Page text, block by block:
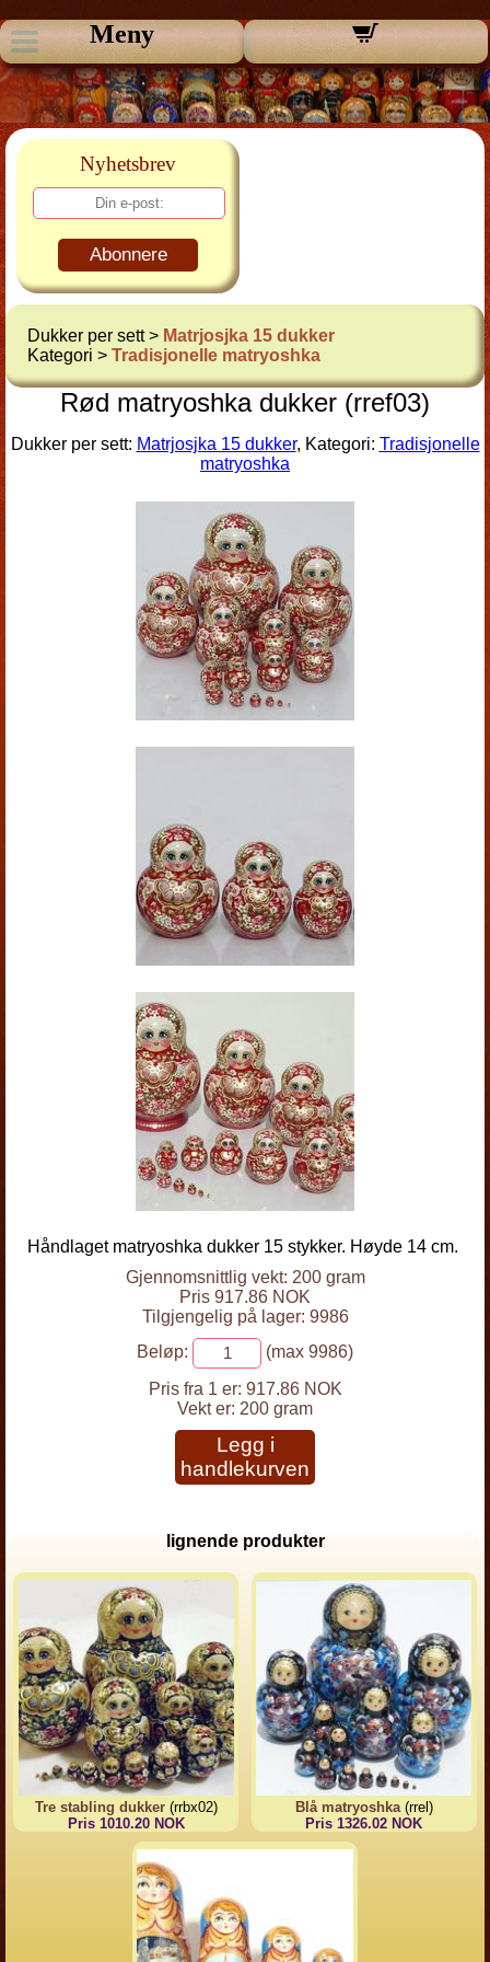
Meny
Nyhetsbrev
Abonnere
Dukker per sett > Matrjosjka 15 dukker
Kategori > Tradisjonelle matryoshka
Rød matryoshka dukker (rref03)
Dukker per sett: Matrjosjka 15 dukker, Kategori: Tradisjonelle
matryoshka
Håndlaget matryoshka dukker 15 stykker. Høyde 14 cm.
Gjennomsnittlig vekt: 200 gram
Pris 917.86 NOK
Tilgjengelig på lager: 9986
Beløp:
(max 9986)
Pris fra 1 er: 917.86 NOK
Vekt er: 200 gram
Legg i
handlekurven
lignende produkter
Tre stabling dukker(rrbx02)
Pris 1010.20 NOK
Blå matryoshka(rrel)
Pris 1326.02 NOK